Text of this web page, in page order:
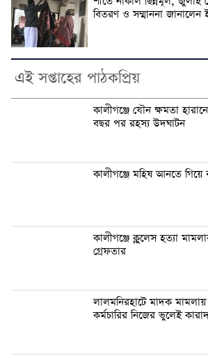
বিতরণ ও সম্মাননা
এই সপ্তাহের পাঠকপ্রিয়
কালীগঞ্জে যৌন ক্ষমতা
বছর পর রহস্য উদঘাটন
কালীগঞ্জে মহিষ আনতে গিয়ে
কালীগঞ্জে ক্লুলেস হত্যা
গ্রেফতার
লালমনিরহাটে মাদক
কর্মচারির নিজের ভুলেই